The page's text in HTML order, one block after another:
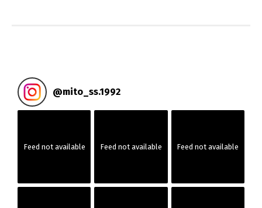
ビ
ゲ
ョ
@mito_ss.1992
Feed not available Feed not available Feed not available